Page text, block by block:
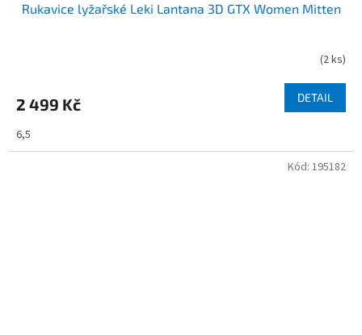
Rukavice lyžařské Leki Lantana 3D GTX Women Mitten
(2 ks)
2 499 Kč DETAIL
6,5
Kód: 195182